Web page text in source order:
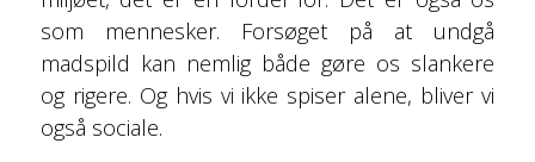
som mennesker. Forsøget på at undgå
madspild kan nemlig både gøre os slankere
og rigere. Og hvis vi ikke spiser alene, bliver vi
også sociale.